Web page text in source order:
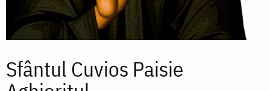
Sfântul Cuvios Paisie